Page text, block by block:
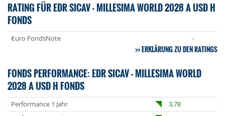
RATING FÜR EDR SICAV - MILLESIMA WORLD 2028 A USD H
FONDS
€uro FondsNote -
ERKLÄRUNG ZU DEN RATINGS
FONDS PERFORMANCE: EDR SICAV - MILLESIMA WORLD
2028 A USD H FONDS
Performance 1 Jahr
3,78